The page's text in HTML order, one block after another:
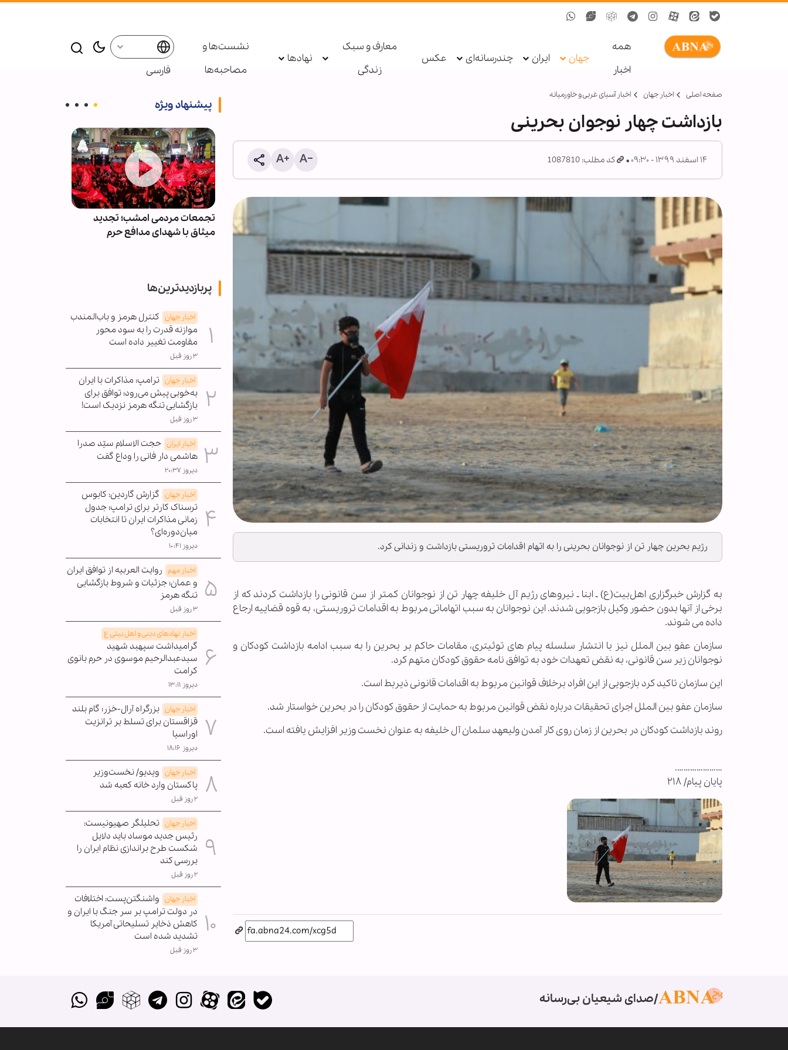
همه
اخبار
جهان ایران چندرسانه‌ای عکس
معارف و سبک
زندگی
نهادها
نشست‌ها و
مصاحبه‌ها
فارسی
صفحه اصلی اخبار جهان اخبار آسیای غربی و خاورمیانه
بازداشت چهار نوجوان بحرینی
۱۴ اسفند ۱۳۹۹ - ۰۹:۳۰ کد مطلب: 1087810
رژیم بحرین چهار تن از نوجوانان بحرینی را به اتهام اقدامات تروریستی بازداشت و زندانی کرد.
به گزارش خبرگزاری اهل‌بیت(ع) ـ ابنا ـ نیروهای رژیم آل خلیفه چهار تن از نوجوانان کمتر از سن قانونی را بازداشت کردند که از
برخی از آنها بدون حضور وکیل بازجویی شدند. این نوجوانان به سبب اتهاماتی مربوط به اقدامات تروریستی، به قوه قضاییه ارجاع
داده می شوند.
سازمان عفو بین الملل نیز با انتشار سلسله پیام های توئیتری، مقامات حاکم بر بحرین را به سبب ادامه بازداشت کودکان و
نوجوانان زیر سن قانونی، به نقض تعهدات خود به توافق نامه حقوق کودکان متهم کرد.
این سازمان تاکید کرد بازجویی از این افراد برخلاف قوانین مربوط به اقدامات قانونی ذیربط است.
سازمان عفو بین الملل اجرای تحقیقات درباره نقض قوانین مربوط به حمایت از حقوق کودکان را در بحرین خواستار شد.
روند بازداشت کودکان در بحرین از زمان روی کار آمدن ولیعهد سلمان آل خلیفه به عنوان نخست وزیر افزایش یافته است.
………………….
پایان پیام/ ۲۱۸
پیشنهاد ویژه
اذعان آمریکا به عبور ده‌ها کشتی از
تجمعات مردمی امشب؛ تجدید
میثاق با شهدای مدافع حرم
پربازدیدترین‌ها
اخبار جهان کنترل هرمز و باب‌المندب
موازنه قدرت را به سود محور
مقاومت تغییر داده است
۳ روز قبل
اخبار جهان ترامپ: مذاکرات با ایران
به‌خوبی پیش می‌رود؛ توافق برای
بازگشایی تنگه هرمز نزدیک است!
۳ روز قبل
اخبار ایران حجت الاسلام سیّد صدرا
هاشمی دار فانی را وداع گفت
دیروز ۲۰:۳۷
اخبار جهان گزارش گاردین: کابوس
ترسناک کارتر برای ترامپ؛ جدول
زمانی مذاکرات ایران تا انتخابات
میان‌دوره‌ای؟
دیروز ۱۰:۴۱
اخبار مهم روایت العربیه از توافق ایران
و عمان؛ جزئیات و شروط بازگشایی
تنگه هرمز
۳ روز قبل
اخبار نهادهای دینی و اهل بیتی ع
گرامیداشت سپهبد شهید
سیدعبدالرحیم موسوی در حرم بانوی
کرامت
دیروز ۱۳:۱۱
اخبار جهان بزرگراه آرال-خزر؛ گام بلند
قزاقستان برای تسلط بر ترانزیت
اوراسیا
دیروز ۱۸:۱۶
اخبار جهان ویدیو/ نخست‌وزیر
پاکستان وارد خانه کعبه شد
۲ روز قبل
اخبار جهان تحلیلگر صهیونیست:
رئیس جدید موساد باید دلایل
شکست طرح براندازی نظام ایران را
بررسی کند
۲ روز قبل
اخبار جهان واشنگتن‌پست: اختلافات
در دولت ترامپ بر سر جنگ با ایران و
کاهش ذخایر تسلیحاتی آمریکا
تشدید شده است
۳ روز قبل
صدای شیعیان بی‌رسانه